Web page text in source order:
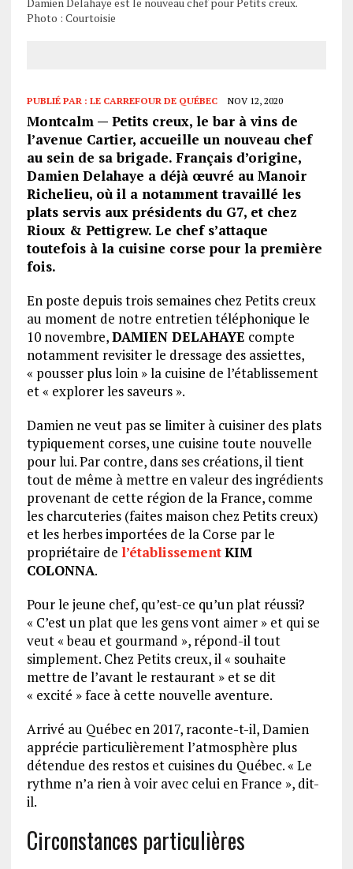
Photo : Courtoisie
PUBLIÉ PAR : LE CARREFOUR DE QUÉBEC NOV 12, 2020
Montcalm — Petits creux, le bar à vins de
l’avenue Cartier, accueille un nouveau chef
au sein de sa brigade. Français d’origine,
Damien Delahaye a déjà œuvré au Manoir
Richelieu, où il a notamment travaillé les
plats servis aux présidents du G7, et chez
Rioux & Pettigrew. Le chef s’attaque
toutefois à la cuisine corse pour la première
fois.
En poste depuis trois semaines chez Petits creux
au moment de notre entretien téléphonique le
10 novembre,DAMIEN DELAHAYE compte
notamment revisiter le dressage des assiettes,
« pousser plus loin » la cuisine de l’établissement
et « explorer les saveurs ».
Damien ne veut pas se limiter à cuisiner des plats
typiquement corses, une cuisine toute nouvelle
pour lui. Par contre, dans ses créations, il tient
tout de même à mettre en valeur des ingrédients
provenant de cette région de la France, comme
les charcuteries (faites maison chez Petits creux)
et les herbes importées de la Corse par le
propriétaire de l’établissementKIM
COLONNA.
Pour le jeune chef, qu’est-ce qu’un plat réussi?
« C’est un plat que les gens vont aimer » et qui se
veut « beau et gourmand », répond-il tout
simplement. Chez Petits creux, il « souhaite
mettre de l’avant le restaurant » et se dit
« excité » face à cette nouvelle aventure.
Arrivé au Québec en 2017, raconte-t-il, Damien
apprécie particulièrement l’atmosphère plus
détendue des restos et cuisines du Québec. « Le
rythme n’a rien à voir avec celui en France », dit-
il.
Circonstances particulières